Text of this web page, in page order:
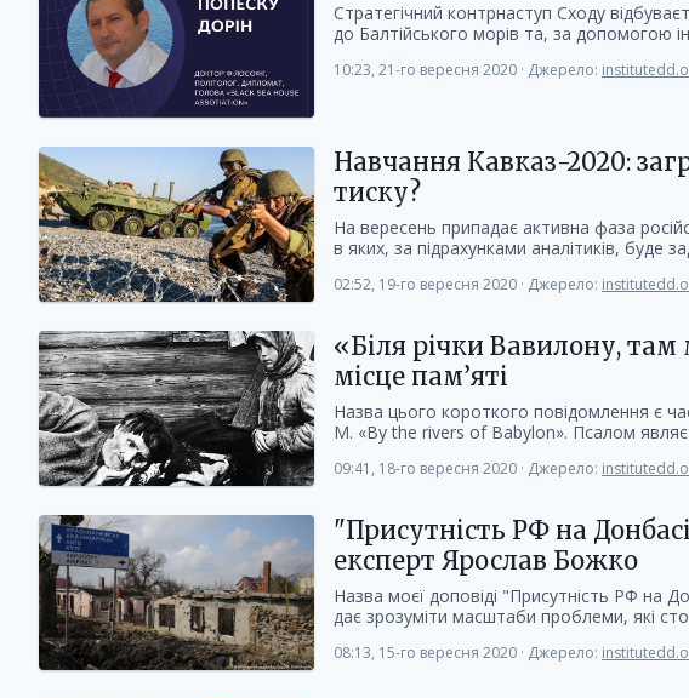
Стратегічний контрнаступ Сходу
до Балтійського морів та, за допомогою
10:23, 21-го вересня 2020 · Джерело:
Навчання Кавказ-2020:
тиску?
На вересень припадає активна фаза
в яких, за підрахунками аналітиків, буде
02:52, 19-го вересня 2020 · Джерело:
«Біля річки Вавилону, там
місце пам’яті
Назва цього короткого повідомлення є
М. «By the rivers of Babylon». Псалом
09:41, 18-го вересня 2020 · Джерело:
"Присутність РФ на
експерт Ярослав Божко
Назва моєї доповіді "Присутність РФ на
дає зрозуміти масштаби проблеми, які
08:13, 15-го вересня 2020 · Джерело: